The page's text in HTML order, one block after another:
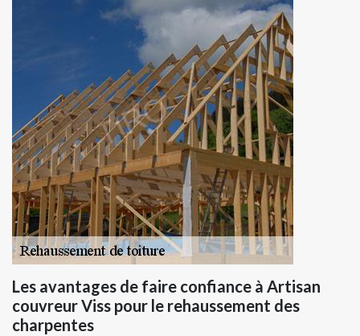
Les avantages de faire confiance à Artisan
couvreur Viss pour le rehaussement des
charpentes